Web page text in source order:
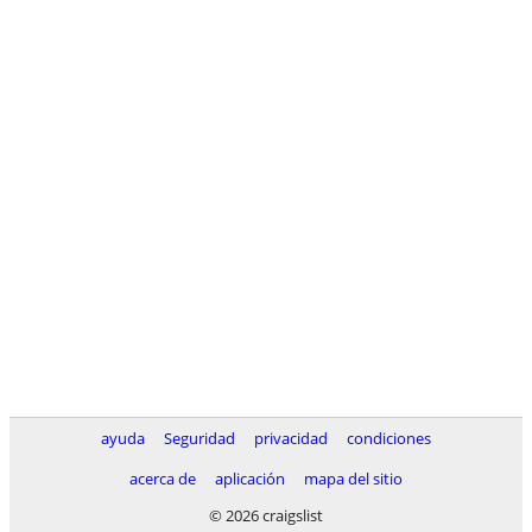
ayuda Seguridad privacidad
condiciones
acerca de
aplicación
mapa del sitio
© 2026 craigslist